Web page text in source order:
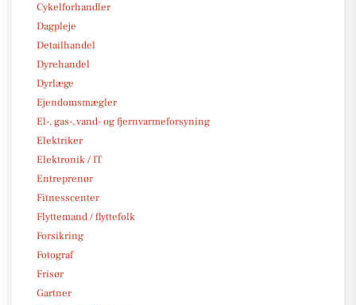
Cykelforhandler
Dagpleje
Detailhandel
Dyrehandel
Dyrlæge
Ejendomsmægler
El-, gas-, vand- og fjernvarmeforsyning
Elektriker
Elektronik / IT
Entreprenør
Fitnesscenter
Flyttemand / flyttefolk
Forsikring
Fotograf
Frisør
Gartner